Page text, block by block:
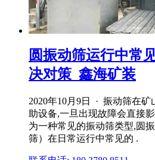
圆振动筛运行中常
决对策_鑫海矿装
2020年10月9日 · 振动筛在
助设备,一旦出现故障会直接
为一种常见的振动筛类型,圆
筛）在日常运行中常见的 .